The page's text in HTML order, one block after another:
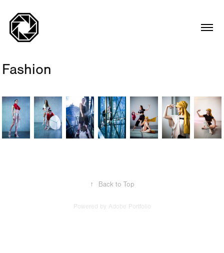
Fashion
↑ Back to Top
Powered by Adobe Portfolio